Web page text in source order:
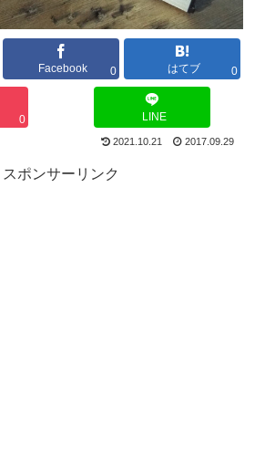
Facebook 0 はてブ 0
0 LINE
2021.10.21 2017.09.29
スポンサーリンク